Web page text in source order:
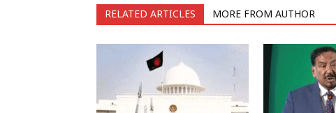
RELATED ARTICLES MORE FROM AUTHOR